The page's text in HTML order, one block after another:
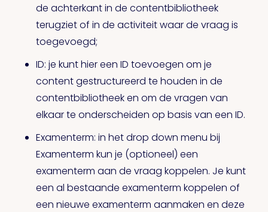
de achterkant in de contentbibliotheek
terugziet of in de activiteit waar de vraag is
toegevoegd;
ID: je kunt hier een ID toevoegen om je
content gestructureerd te houden in de
contentbibliotheek en om de vragen van
elkaar te onderscheiden op basis van een ID.
Examenterm: in het drop down menu bij
Examenterm kun je (optioneel) een
examenterm aan de vraag koppelen. Je kunt
een al bestaande examenterm koppelen of
een nieuwe examenterm aanmaken en deze